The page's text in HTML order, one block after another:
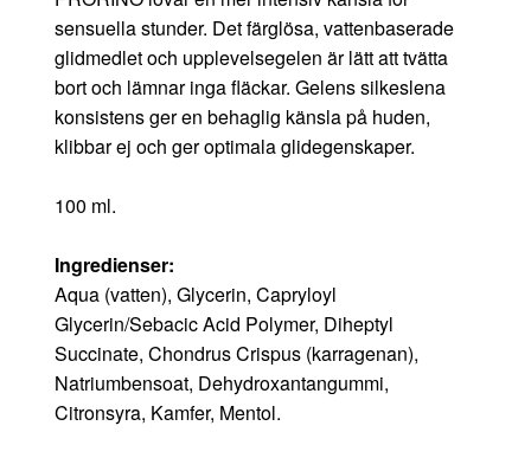
sensuella stunder. Det färglösa, vattenbaserade
glidmedlet och upplevelsegelen är lätt att tvätta
bort och lämnar inga fläckar. Gelens silkeslena
konsistens ger en behaglig känsla på huden,
klibbar ej och ger optimala glidegenskaper.
100 ml.
Ingredienser:
Aqua (vatten), Glycerin, Capryloyl
Glycerin/Sebacic Acid Polymer, Diheptyl
Succinate, Chondrus Crispus (karragenan),
Natriumbensoat, Dehydroxantangummi,
Citronsyra, Kamfer, Mentol.